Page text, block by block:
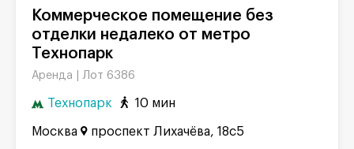
Коммерческое помещение без
отделки недалеко от метро
Технопарк
Аренда | Лот 6386
Технопарк 10 мин
Москва проспект Лихачёва, 18с5